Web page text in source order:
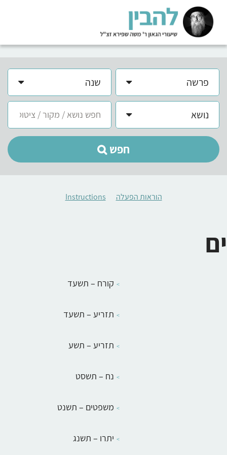
פרשה שנה
נושא
חפש
הוראות הפעלה Instructions
ים
קורח – תשעד
תזריע – תשעד
תזריע – תשע
נח – תשסט
משפטים – תשנט
יתרו – תשנג